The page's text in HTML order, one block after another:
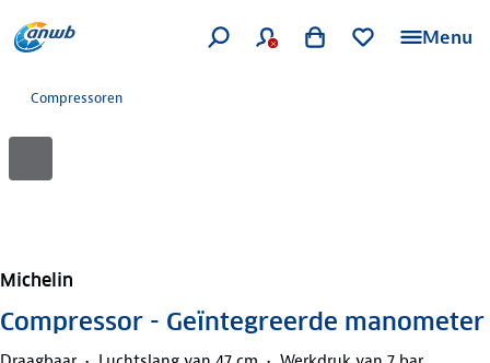
Menu
Compressoren
Michelin
Compressor - Geïntegreerde manometer